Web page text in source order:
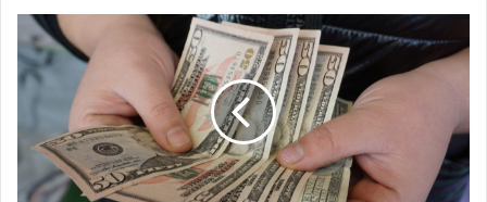
؟
إليكم
الحقيقة
الدولار
واليورو
الليرة
التركية
اليوم
السبت